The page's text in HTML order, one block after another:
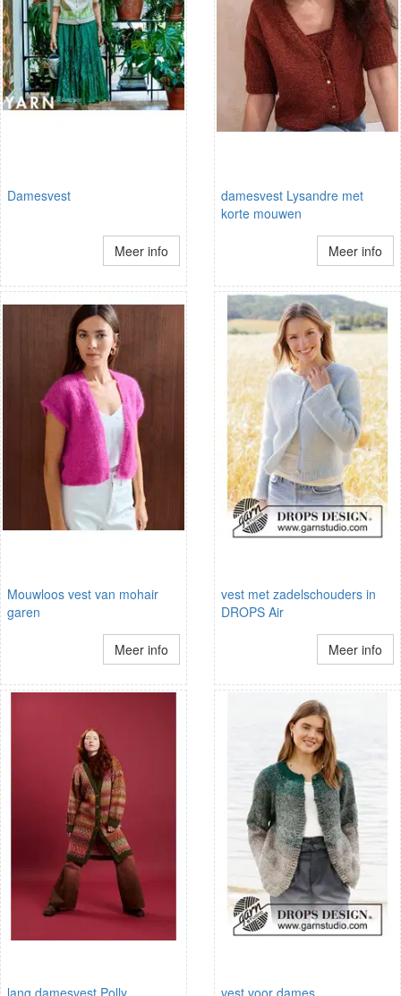
Damesvest
Meer info
damesvest Lysandre met
korte mouwen
Meer info
Mouwloos vest van mohair
garen
Meer info
vest met zadelschouders in
DROPS Air
Meer info